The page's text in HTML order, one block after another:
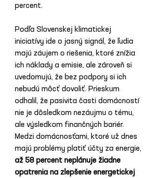
percent.
Podľa Slovenskej klimatickej
iniciatívy ide o jasný signál, že ľudia
majú záujem o riešenia, ktoré znížia
ich náklady a emisie, ale zároveň si
uvedomujú, že bez podpory si ich
nebudú môcť dovoliť. Prieskum
odhalil, že pasivita časti domácností
nie je dôsledkom nezáujmu o tému,
ale výsledkom finančných bariér.
Medzi domácnosťami, ktoré už dnes
majú problémy platiť účty za energie,
až 58 percent neplánuje žiadne
opatrenia na zlepšenie energetickej